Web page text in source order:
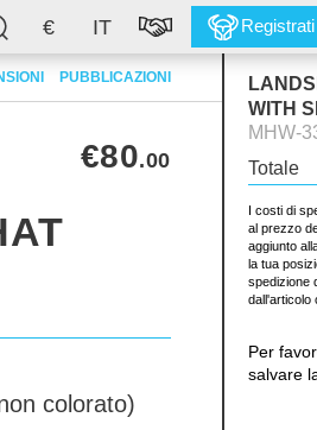
€ IT
PUBBLICAZIONI
WITH
MHW-
Totale
I costi di
al prezzo
aggiunto
la tua
spedizione
dall'articolo
Per
salvare
€80.00
colorato)